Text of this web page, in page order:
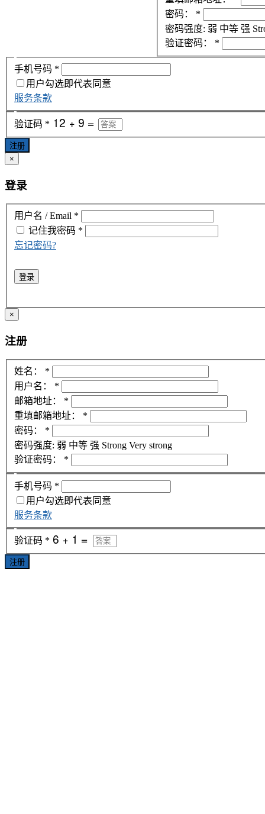
密码：
*
密码强度: 弱 中等 强
验证密码：
*
手机号码 *
用户勾选即代表同意
服务条款
验证码 *
注册
×
登录
用户名 / Email *
密码 *
记住我
忘记密码?
登录
×
注册
姓名：
*
用户名：
*
邮箱地址：
*
重填邮箱地址：
*
密码：
*
密码强度: 弱 中等 强 Strong Very strong
验证密码：
*
手机号码 *
用户勾选即代表同意
服务条款
验证码 *
注册